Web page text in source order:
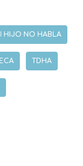
HIJO NO HABLA
TDHA